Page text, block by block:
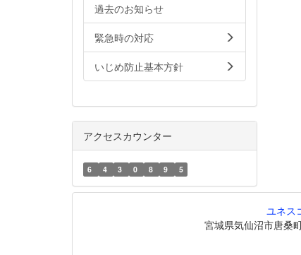
過去のお知らせ
緊急時の対応
いじめ防止基本方針
アクセスカウンター
6 4 3 0 8 9 5
ユネス
宮城県気仙沼市唐